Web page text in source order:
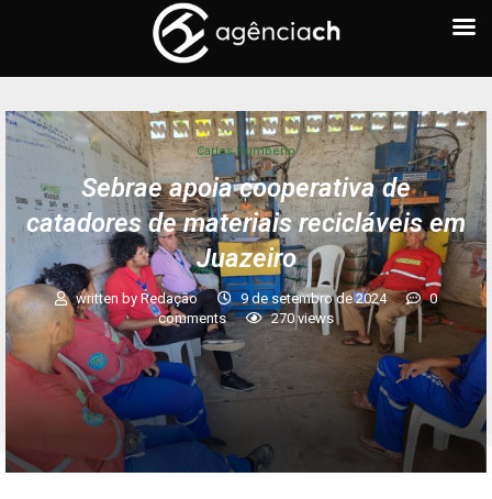
Carlos Humberto
Sebrae apoia cooperativa de
catadores de materiais recicláveis em
Juazeiro
written by Redação 9 de setembro de 2024
0
comments
270views